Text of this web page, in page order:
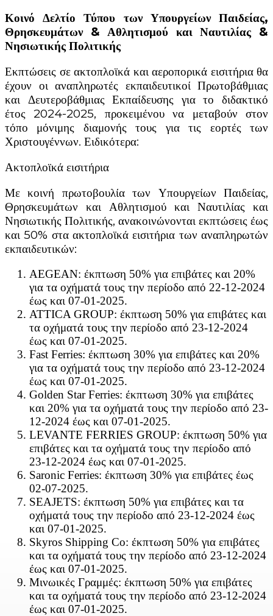
Κοινό Δελτίο Τύπου των Υπουργείων Παιδείας,
Θρησκευμάτων & Αθλητισμού και Ναυτιλίας &
Νησιωτικής Πολιτικής
Εκπτώσεις σε ακτοπλοϊκά και αεροπορικά εισιτήρια θα
έχουν οι αναπληρωτές εκπαιδευτικοί Πρωτοβάθμιας
και Δευτεροβάθμιας Εκπαίδευσης για το διδακτικό
έτος 2024-2025, προκειμένου να μεταβούν στον
τόπο μόνιμης διαμονής τους για τις εορτές των
Χριστουγέννων. Ειδικότερα:
Ακτοπλοϊκά εισιτήρια
Με κοινή πρωτοβουλία των Υπουργείων Παιδείας,
Θρησκευμάτων και Αθλητισμού και Ναυτιλίας και
Νησιωτικής Πολιτικής, ανακοινώνονται εκπτώσεις έως
και 50% στα ακτοπλοϊκά εισιτήρια των αναπληρωτών
εκπαιδευτικών:
AEGEAN: έκπτωση 50% για επιβάτες και 20%
για τα οχήματά τους την περίοδο από 22-12-2024
έως και 07-01-2025.
ΑΤΤΙCA GROUP: έκπτωση 50% για επιβάτες και
τα οχήματά τους την περίοδο από 23-12-2024
έως και 07-01-2025.
Fast Ferries: έκπτωση 30% για επιβάτες και 20%
για τα οχήματά τους την περίοδο από 23-12-2024
έως και 07-01-2025.
Golden Star Ferries: έκπτωση 30% για επιβάτες
και 20% για τα οχήματά τους την περίοδο από 23-
12-2024 έως και 07-01-2025.
LEVANTE FERRIES GROUP: έκπτωση 50% για
επιβάτες και τα οχήματά τους την περίοδο από
23-12-2024 έως και 07-01-2025.
Saronic Ferries: έκπτωση 30% για επιβάτες έως
02-07-2025.
SEAJETS: έκπτωση 50% για επιβάτες και τα
οχήματά τους την περίοδο από 23-12-2024 έως
και 07-01-2025.
Skyros Shipping Co: έκπτωση 50% για επιβάτες
και τα οχήματά τους την περίοδο από 23-12-2024
έως και 07-01-2025.
Μινωικές Γραμμές: έκπτωση 50% για επιβάτες
και τα οχήματά τους την περίοδο από 23-12-2024
έως και 07-01-2025.